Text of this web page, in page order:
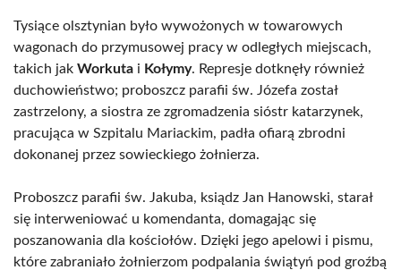
Tysiące olsztynian było wywożonych w towarowych
wagonach do przymusowej pracy w odległych miejscach,
takich jak Workuta i Kołymy. Represje dotknęły również
duchowieństwo; proboszcz parafii św. Józefa został
zastrzelony, a siostra ze zgromadzenia sióstr katarzynek,
pracująca w Szpitalu Mariackim, padła ofiarą zbrodni
dokonanej przez sowieckiego żołnierza.
Proboszcz parafii św. Jakuba, ksiądz Jan Hanowski, starał
się interweniować u komendanta, domagając się
poszanowania dla kościołów. Dzięki jego apelowi i pismu,
które zabraniało żołnierzom podpalania świątyń pod groźbą